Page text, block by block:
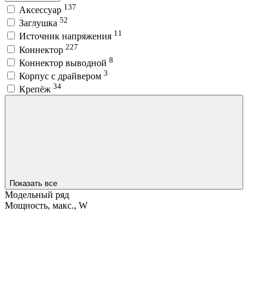
Аксессуар 137
Заглушка 52
Источник напряжения 11
Коннектор 227
Коннектор выводной 8
Корпус с драйвером 3
Крепёж 34
Показать все
Модельный ряд
Мощность, макс., W